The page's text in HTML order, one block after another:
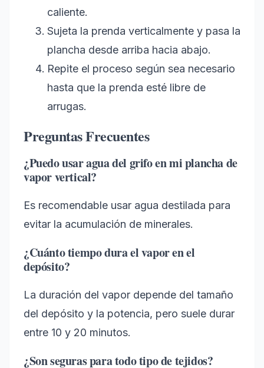
caliente.
Sujeta la prenda verticalmente y pasa la
plancha desde arriba hacia abajo.
Repite el proceso según sea necesario
hasta que la prenda esté libre de
arrugas.
Preguntas Frecuentes
¿Puedo usar agua del grifo en mi plancha de
vapor vertical?
Es recomendable usar agua destilada para
evitar la acumulación de minerales.
¿Cuánto tiempo dura el vapor en el
depósito?
La duración del vapor depende del tamaño
del depósito y la potencia, pero suele durar
entre 10 y 20 minutos.
¿Son seguras para todo tipo de tejidos?